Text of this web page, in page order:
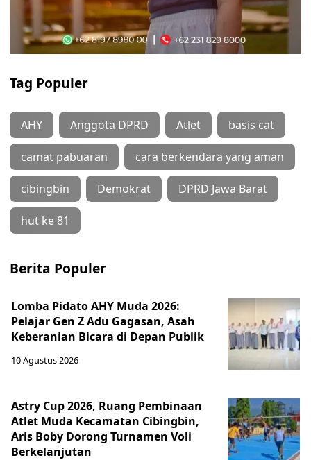
Tag Populer
AHY Anggota DPRD Atlet basis cat
camat pabuaran cara berkendara yang aman
cibingbin Demokrat DPRD Jawa Barat
hut ke 81
Berita Populer
Lomba Pidato AHY Muda 2026:
Pelajar Gen Z Adu Gagasan, Asah
Keberanian Bicara di Depan Publik
10 Agustus 2026
Astry Cup 2026, Ruang Pembinaan
Atlet Muda Kecamatan Cibingbin,
Aris Boby Dorong Turnamen Voli
Berkelanjutan